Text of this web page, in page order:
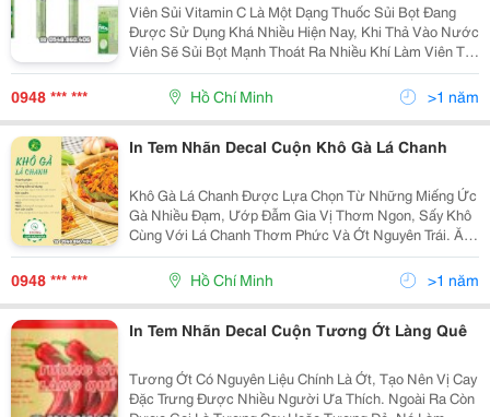
Viên Sủi Vitamin C Là Một Dạng Thuốc Sủi Bọt Đang
Được Sử Dụng Khá Nhiều Hiện Nay, Khi Thả Vào Nước
Viên Sẽ Sủi Bọt Mạnh Thoát Ra Nhiều Khí Làm Viên Tan
Vỡ Và Tan Hoàn Toàn Trong Nước Tạo Thành Dung
Dịch Dễ Uống. Một Viên C Sủi Bọt Thông Thường
0948 *** *** Hồ Chí Minh >1 năm
In Tem Nhãn Decal Cuộn Khô Gà Lá Chanh
Khô Gà Lá Chanh Được Lựa Chọn Từ Những Miếng Ức
Gà Nhiều Đạm, Ướp Đẫm Gia Vị Thơm Ngon, Sấy Khô
Cùng Với Lá Chanh Thơm Phức Và Ớt Nguyên Trái. Ăn
Vào Sẽ Có Vị Mằn Mặn, Ngọt Thanh Quyện Với Cay
Nồng, Rất Thích Hợp Cho Các Chuyến Đi Xa, Các Buổi
0948 *** *** Hồ Chí Minh >1 năm
In Tem Nhãn Decal Cuộn Tương Ớt Làng Quê
Tương Ớt Có Nguyên Liệu Chính Là Ớt, Tạo Nên Vị Cay
Đặc Trưng Được Nhiều Người Ưa Thích. Ngoài Ra Còn